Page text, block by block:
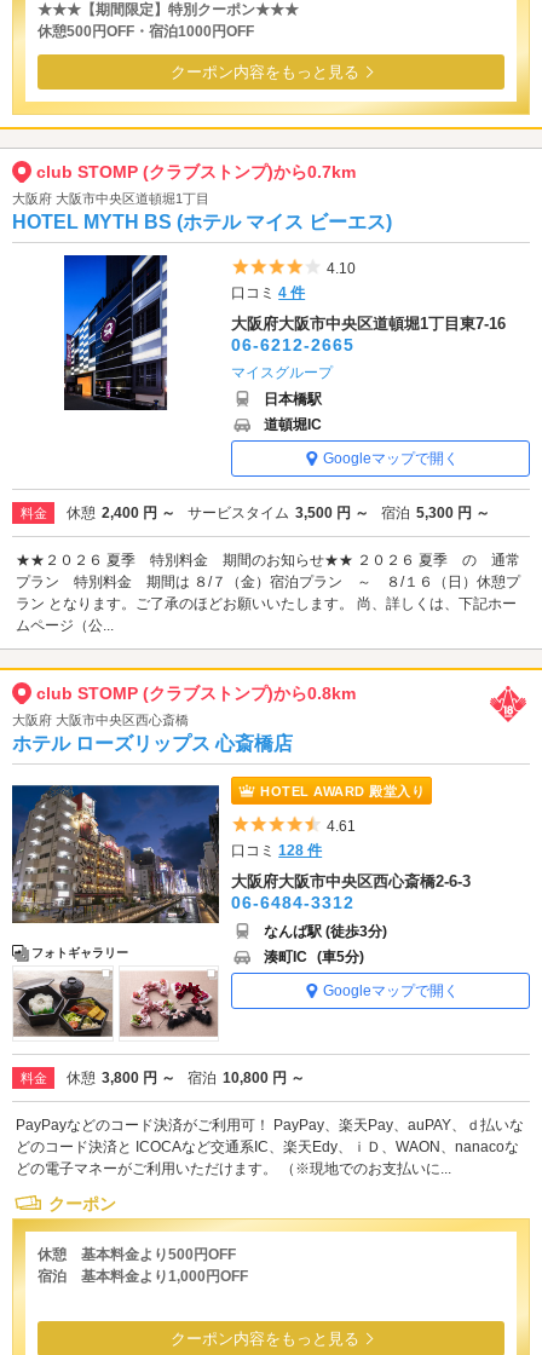
★★★【期間限定】特別クーポン★★★
休憩500円OFF・宿泊1000円OFF
クーポン内容をもっと見る
club STOMP (クラブストンプ)から0.7km
大阪府 大阪市中央区道頓堀1丁目
HOTEL MYTH BS (ホテル マイス ビーエス)
5つ星のうち4
4.10
口コミ4 件
大阪府大阪市中央区道頓堀1丁目東7-16
06-6212-2665
マイスグループ
日本橋駅
道頓堀IC
Googleマップで開く
料金 休憩 2,400 円 ～ サービスタイム 3,500 円 ～ 宿泊 5,300 円 ～
★★２０２６ 夏季 特別料金 期間のお知らせ★★ ２０２６ 夏季 の 通常
プラン 特別料金 期間は ８/７（金）宿泊プラン ～ ８/１６（日）休憩プ
ラン となります。ご了承のほどお願いいたします。 尚、詳しくは、下記ホー
ムページ（公...
club STOMP (クラブストンプ)から0.8km
大阪府 大阪市中央区西心斎橋
ホテル ローズリップス 心斎橋店
フォトギャラリー
HOTEL AWARD 殿堂入り
5つ星のうち4.5
4.61
口コミ128 件
大阪府大阪市中央区西心斎橋2-6-3
06-6484-3312
なんば駅 (徒歩3分)
湊町IC (車5分)
Googleマップで開く
料金 休憩 3,800 円 ～ 宿泊 10,800 円 ～
PayPayなどのコード決済がご利用可！ PayPay、楽天Pay、auPAY、ｄ払いな
どのコード決済と ICOCAなど交通系IC、楽天Edy、ｉＤ、WAON、nanacoな
どの電子マネーがご利用いただけます。 （※現地でのお支払いに...
クーポン
休憩 基本料金より500円OFF
宿泊 基本料金より1,000円OFF
クーポン内容をもっと見る